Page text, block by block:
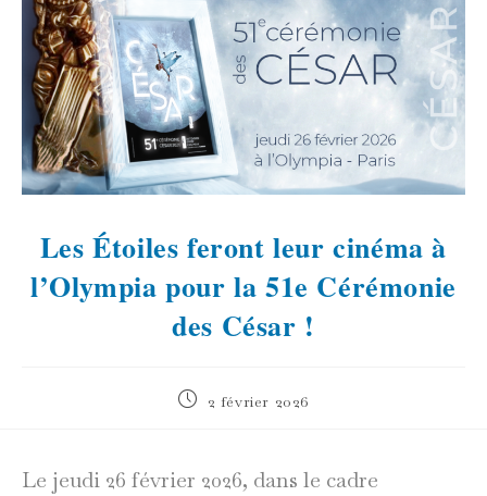
Les Étoiles feront leur cinéma à
l’Olympia pour la 51e Cérémonie
des César !
Publication
2 février 2026
Le jeudi 26 février 2026, dans le cadre